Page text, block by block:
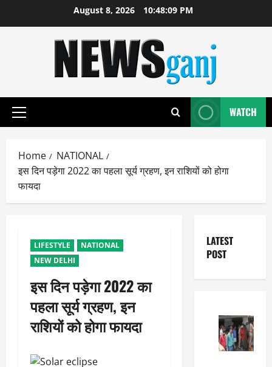
August 8, 2026 10:48:10 PM
Primary
WATCH
Home
NATIONAL
इस दिन पड़ेगा 2022 का पहला सूर्य ग्रहण, इन राशियों को होगा
फायदा
LIFESTYLE
NATIONAL
NEW DELHI
इस दिन पड़ेगा 2022 का
पहला सूर्य ग्रहण, इन
राशियों को होगा फायदा
LATEST
POST